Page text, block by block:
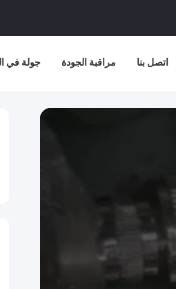
جولة في مراقبة الجودة اتصل بنا